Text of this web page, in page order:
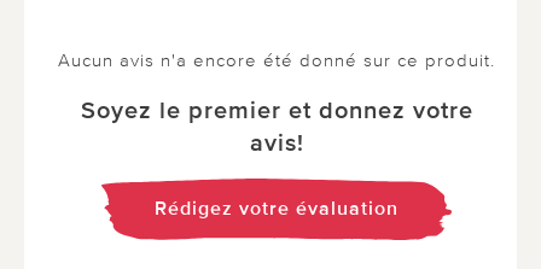
Aucun avis n'a encore été donné sur ce produit.
Soyez le premier et donnez votre
avis!
Rédigez votre évaluation